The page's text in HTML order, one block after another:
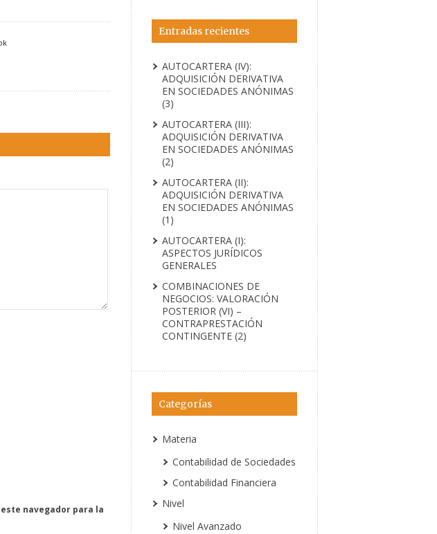
navegador para la
Entradas recientes
AUTOCARTERA (IV):
ADQUISICIÓN DERIVATIVA
EN SOCIEDADES ANÓNIMAS
(3)
AUTOCARTERA (III):
ADQUISICIÓN DERIVATIVA
EN SOCIEDADES ANÓNIMAS
(2)
AUTOCARTERA (II):
ADQUISICIÓN DERIVATIVA
EN SOCIEDADES ANÓNIMAS
(1)
AUTOCARTERA (I):
ASPECTOS JURÍDICOS
GENERALES
COMBINACIONES DE
NEGOCIOS: VALORACIÓN
POSTERIOR (VI) –
CONTRAPRESTACIÓN
CONTINGENTE (2)
Categorías
Materia
Contabilidad de Sociedades
Contabilidad Financiera
Nivel
Nivel Avanzado